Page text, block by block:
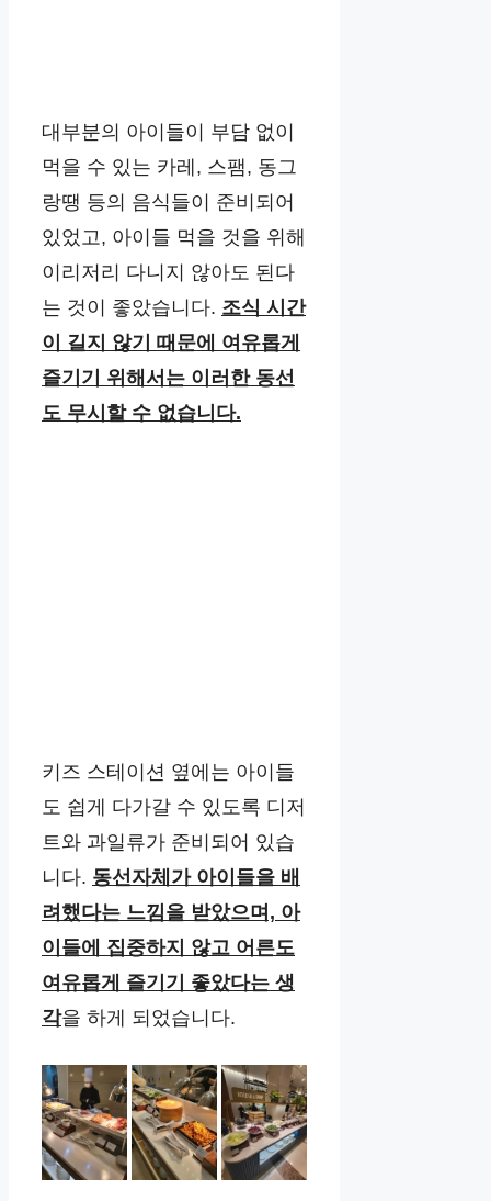
대부분의 아이들이 부담 없이
먹을 수 있는 카레, 스팸, 동그
랑땡 등의 음식들이 준비되어
있었고, 아이들 먹을 것을 위해
이리저리 다니지 않아도 된다
는 것이 좋았습니다. 조식 시간
이 길지 않기 때문에 여유롭게
즐기기 위해서는 이러한 동선
도 무시할 수 없습니다.
키즈 스테이션 옆에는 아이들
도 쉽게 다가갈 수 있도록 디저
트와 과일류가 준비되어 있습
니다. 동선자체가 아이들을 배
려했다는 느낌을 받았으며, 아
이들에 집중하지 않고 어른도
여유롭게 즐기기 좋았다는 생
각을 하게 되었습니다.